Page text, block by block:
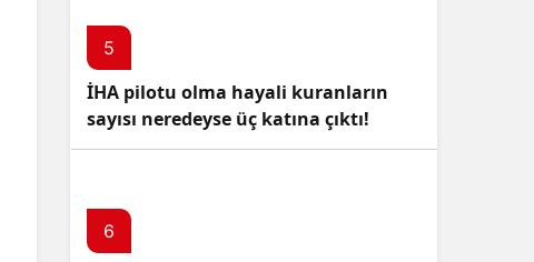
5
İHA pilotu olma hayali kuranların
sayısı neredeyse üç katına çıktı!
6